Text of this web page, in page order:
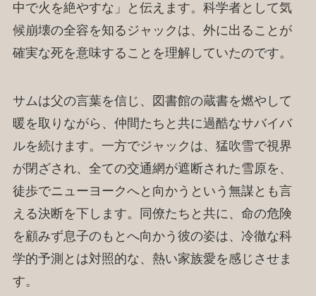
中で火を絶やすな」と伝えます。科学者として気
候崩壊の全容を知るジャックは、外に出ることが
確実な死を意味することを理解していたのです。
サムは父の言葉を信じ、図書館の蔵書を燃やして
暖を取りながら、仲間たちと共に過酷なサバイバ
ルを続けます。一方でジャックは、猛吹雪で視界
が閉ざされ、全ての交通網が遮断された雪原を、
徒歩でニューヨークへと向かうという無謀とも言
える決断を下します。同僚たちと共に、命の危険
を顧みず息子のもとへ向かう彼の姿は、冷徹な科
学的予測とは対照的な、熱い家族愛を感じさせま
す。